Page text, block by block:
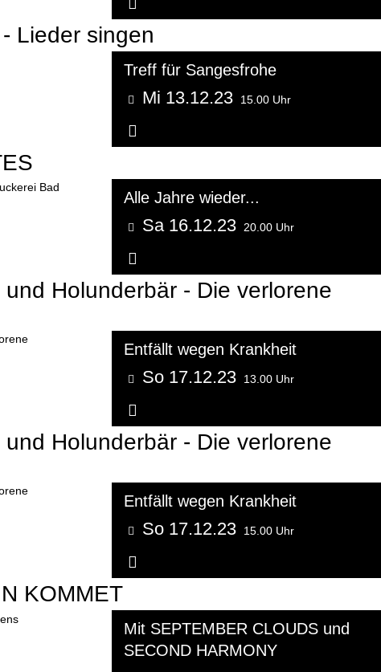
Lieder singen
Treff für Sangesfrohe
Mi 13.12.23 15.00 Uhr
Alle Jahre wieder...
Sa 16.12.23 20.00 Uhr
Holunderbär - Die verlorene
Entfällt wegen Krankheit
So 17.12.23 13.00 Uhr
Holunderbär - Die verlorene
Entfällt wegen Krankheit
So 17.12.23 15.00 Uhr
KOMMET
Mit SEPTEMBER CLOUDS und
SECOND HARMONY